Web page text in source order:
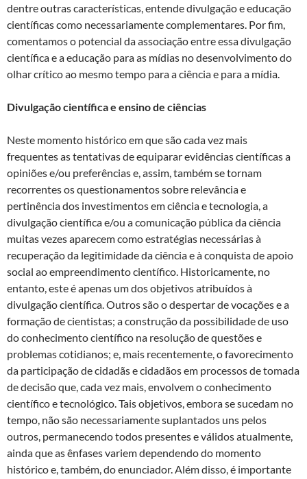
dentre outras características, entende divulgação e educação
científicas como necessariamente complementares. Por fim,
comentamos o potencial da associação entre essa divulgação
científica e a educação para as mídias no desenvolvimento do
olhar crítico ao mesmo tempo para a ciência e para a mídia.
Divulgação científica e ensino de ciências
Neste momento histórico em que são cada vez mais
frequentes as tentativas de equiparar evidências científicas a
opiniões e/ou preferências e, assim, também se tornam
recorrentes os questionamentos sobre relevância e
pertinência dos investimentos em ciência e tecnologia, a
divulgação científica e/ou a comunicação pública da ciência
muitas vezes aparecem como estratégias necessárias à
recuperação da legitimidade da ciência e à conquista de apoio
social ao empreendimento científico. Historicamente, no
entanto, este é apenas um dos objetivos atribuídos à
divulgação científica. Outros são o despertar de vocações e a
formação de cientistas; a construção da possibilidade de uso
do conhecimento científico na resolução de questões e
problemas cotidianos; e, mais recentemente, o favorecimento
da participação de cidadãs e cidadãos em processos de tomada
de decisão que, cada vez mais, envolvem o conhecimento
científico e tecnológico. Tais objetivos, embora se sucedam no
tempo, não são necessariamente suplantados uns pelos
outros, permanecendo todos presentes e válidos atualmente,
ainda que as ênfases variem dependendo do momento
histórico e, também, do enunciador. Além disso, é importante